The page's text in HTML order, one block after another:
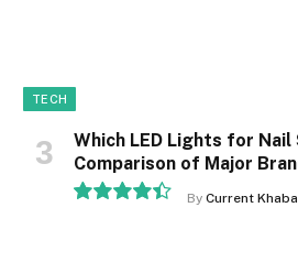
TECH
Which LED Lights for Nail
Comparison of Major
By Current